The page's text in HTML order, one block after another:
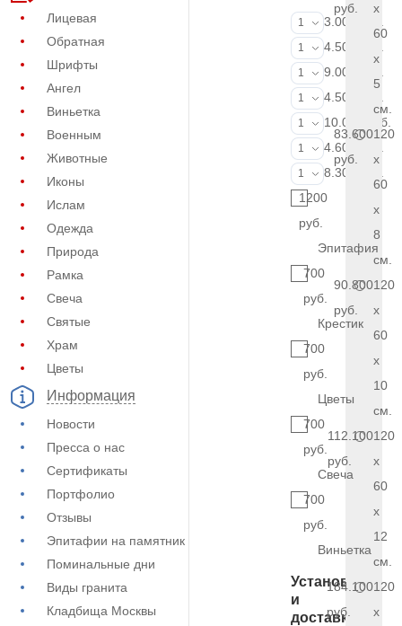
Лицевая
Обратная
Шрифты
Ангел
Виньетка
Военным
Животные
Иконы
Ислам
Одежда
Природа
Рамка
Свеча
Святые
Храм
Цветы
Информация
Новости
Пресса о нас
Сертификаты
Портфолио
Отзывы
Эпитафии на памятник
Поминальные дни
Виды гранита
Кладбища Москвы
ФИО и даты
1
3.000 руб.
ФИО и даты
1
4.500 руб.
ФИО и даты
1
9.000 руб.
Портрет
1
4.500 руб.
Портрет
1
10.000 руб.
Фотокерамика
1
4.600 руб.
Фото на
1
8.300 руб.
1200
руб.
Эпитафия
700
руб.
Крестик
700
руб.
Цветы
700
руб.
Свеча
700
руб.
Виньетка
Установка
и
доставка
руб.
x
60
x
5
см.
83.600
руб.
120
x
60
x
8
см.
90.800
руб.
120
x
60
x
10
см.
112.100
руб.
120
x
60
x
12
см.
184.100
руб.
120
x